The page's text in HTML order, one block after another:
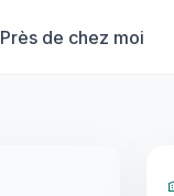
Près de chez moi